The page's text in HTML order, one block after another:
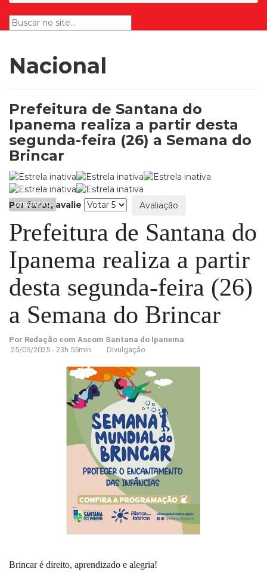
Nacional
Prefeitura de Santana do
Ipanema realiza a partir desta
segunda-feira (26) a Semana do
Brincar
Por favor, avalie
Prefeitura de Santana do
Ipanema realiza a partir
desta segunda-feira (26)
a Semana do Brincar
EDUCAÇÃO
Por Redação com Ascom Santana do Ipanema
25/05/2025 - 23h 55min
Divulgação
Brincar é direito, aprendizado e alegria!